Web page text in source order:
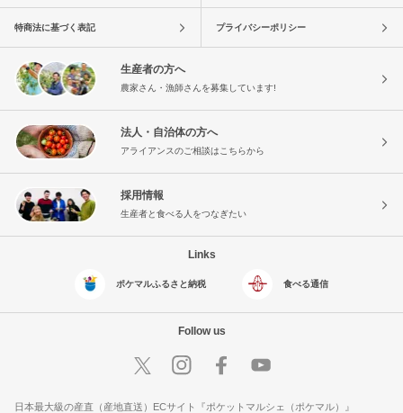
特商法に基づく表記 プライバシーポリシー
生産者の方へ
農家さん・漁師さんを募集しています!
法人・自治体の方へ
アライアンスのご相談はこちらから
採用情報
生産者と食べる人をつなぎたい
Links
ポケマルふるさと納税 食べる通信
Follow us
日本最大級の産直（産地直送）ECサイト『ポケットマルシェ（ポケマル）』